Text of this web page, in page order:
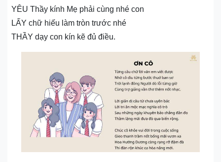
YÊU Thầy kính Mẹ phải cùng nhé con
LẤY chữ hiếu làm tròn trước nhé
THẦY dạy con kín kẽ đủ điều.